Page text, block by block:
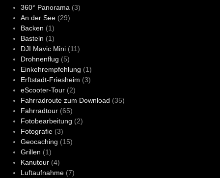
360° Panorama (3)
An der See(29)
Backen (1)
Basteln (1)
DJI Mavic Mini(11)
Drohnenflug (5)
Einkehrempfehlung (1)
Erftstadt-Friesheim (3)
eScooter-Tour(2)
Fahrradroute zum Download (35)
Fahrradtour(65)
Fotobearbeitung (2)
Fotografie(3)
Geocaching (15)
Grillen (1)
Kanutour(4)
Luftaufnahme(7)